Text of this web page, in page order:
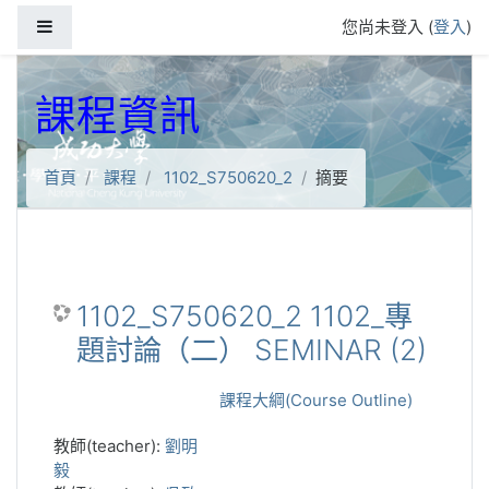
您尚未登入 (登入)
課程資訊
首頁 課程 1102_S750620_2 摘要
1102_S750620_2 1102_專
題討論（二） SEMINAR (2)
課程大綱(Course Outline)
教師(teacher): 劉明
毅